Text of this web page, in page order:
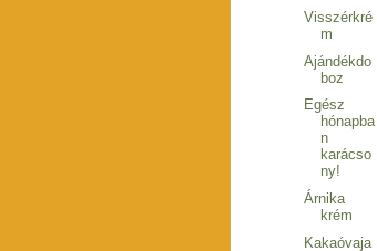
Visszérkré
m
Ajándékdo
boz
Egész
hónapba
n
karácso
ny!
Árnika
krém
Kakaóvaja